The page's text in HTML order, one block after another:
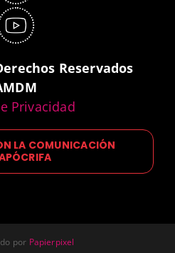
Reservados
Privacidad
LA COMUNICACIÓN
por Papierpixel